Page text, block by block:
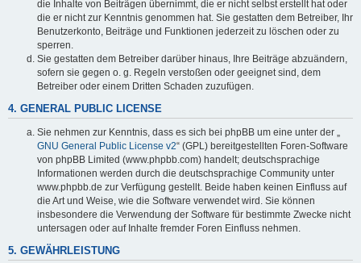
die Inhalte von Beiträgen übernimmt, die er nicht selbst erstellt hat oder
die er nicht zur Kenntnis genommen hat. Sie gestatten dem Betreiber, Ihr
Benutzerkonto, Beiträge und Funktionen jederzeit zu löschen oder zu
sperren.
Sie gestatten dem Betreiber darüber hinaus, Ihre Beiträge abzuändern,
sofern sie gegen o. g. Regeln verstoßen oder geeignet sind, dem
Betreiber oder einem Dritten Schaden zuzufügen.
4. GENERAL PUBLIC LICENSE
Sie nehmen zur Kenntnis, dass es sich bei phpBB um eine unter der „
GNU General Public License v2“ (GPL) bereitgestellten Foren-Software
von phpBB Limited (www.phpbb.com) handelt; deutschsprachige
Informationen werden durch die deutschsprachige Community unter
www.phpbb.de zur Verfügung gestellt. Beide haben keinen Einfluss auf
die Art und Weise, wie die Software verwendet wird. Sie können
insbesondere die Verwendung der Software für bestimmte Zwecke nicht
untersagen oder auf Inhalte fremder Foren Einfluss nehmen.
5. GEWÄHRLEISTUNG